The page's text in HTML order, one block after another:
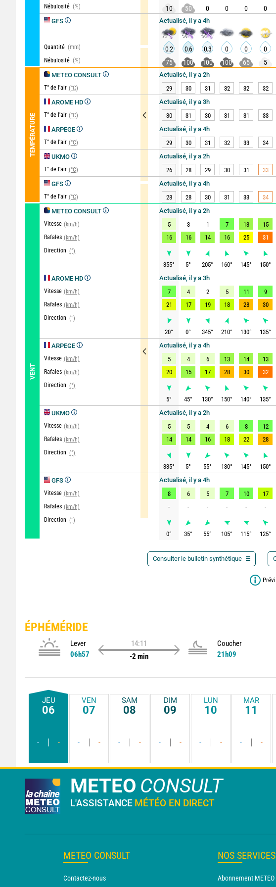
Nébulosité (%)
GFS
Quantité (mm)
Nébulosité (%)
TEMPÉRATURE
METEO CONSULT
T° de l'air (°C)
AROME HD
T° de l'air (°C)
ARPEGE
T° de l'air (°C)
UKMO
T° de l'air (°C)
GFS
T° de l'air (°C)
VENT
METEO CONSULT
Vitesse (km/h)
Rafales (km/h)
Direction (°)
AROME HD
Vitesse (km/h)
Rafales (km/h)
Direction (°)
ARPEGE
Vitesse (km/h)
Rafales (km/h)
Direction (°)
UKMO
Vitesse (km/h)
Rafales (km/h)
Direction (°)
GFS
Vitesse (km/h)
Rafales (km/h)
Direction (°)
10
50 0 0 0 0
Actualisé, il y a 4h
0.2 0.6 0.3 0 0 0
75
100 100 100 65 5
Actualisé, il y a 2h
29
30 31 32 32 32
Actualisé, il y a 3h
30
31 30 31 31 33
Actualisé, il y a 4h
29
30 31 32 33 34
Actualisé, il y a 2h
26
28 29 30 31 33
Actualisé, il y a 4h
28
28 30 31 33 34
Actualisé, il y a 2h
5
3 1 7 13 15
16
16 14 16 25 31
355° 5° 205° 160° 145° 150°
Actualisé, il y a 3h
7
4 2 5 11 9
21
17 19 18 28 30
20° 0° 345° 210° 130° 135°
Actualisé, il y a 4h
5
4 6 13 14 13
20
15 17 28 30 32
5° 45° 130° 150° 140° 135°
Actualisé, il y a 2h
5
5 4 6 8 12
14
14 16 18 22 28
335° 5° 55° 130° 145° 150°
Actualisé, il y a 4h
8
6 5 7 10 17
-
- - - - -
0° 35° 55° 105° 115° 125°
Consulter le bulletin synthétique
ÉPHÉMÉRIDE
Lever
06h57
14:11
-2 min
Coucher
21h09
JEU
06
- -
VEN
07
- -
SAM
08
- -
DIM
09
- -
LUN
10
- -
MAR
11
- -
METEO CONSULT
L'ASSISTANCE MÉTÉO EN DIRECT
METEO CONSULT
Contactez-nous
NOS SERVICES
Abonnement